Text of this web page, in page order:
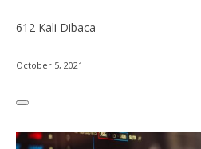
612 Kali Dibaca
October 5, 2021